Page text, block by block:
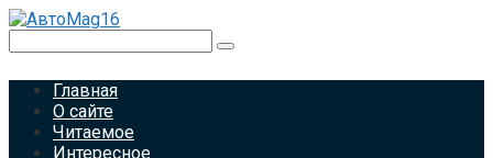
Перейти
контенту
Главная
О сайте
Читаемое
Интересное